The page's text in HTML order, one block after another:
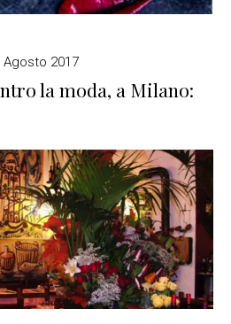
Agosto 2017
la moda, a Milano: